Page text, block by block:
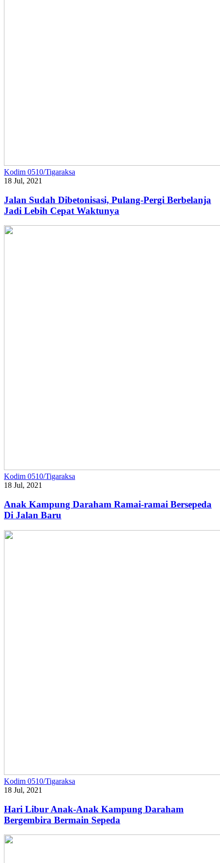
Kodim 0510/Tigaraksa
18 Jul, 2021
Jalan Sudah Dibetonisasi, Pulang-Pergi Berbelanja
Jadi Lebih Cepat Waktunya
Kodim 0510/Tigaraksa
18 Jul, 2021
Anak Kampung Daraham Ramai-ramai Bersepeda
Di Jalan Baru
Kodim 0510/Tigaraksa
18 Jul, 2021
Hari Libur Anak-Anak Kampung Daraham
Bergembira Bermain Sepeda